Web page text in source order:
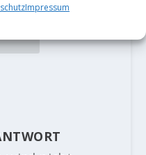
Impressum